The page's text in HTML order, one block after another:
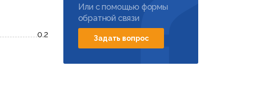
0.2
Или с помощью формы
обратной связи
Задать вопрос